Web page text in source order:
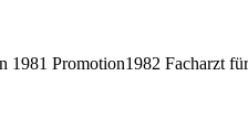
Promotion1982 Facharzt